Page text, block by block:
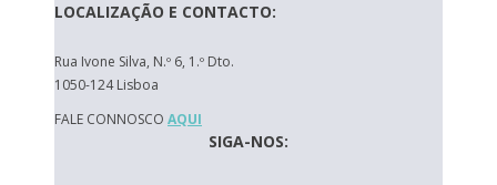
LOCALIZAÇÃO E CONTACTO:
Rua Ivone Silva, N.º 6, 1.º Dto.
1050-124 Lisboa
FALE CONNOSCO AQUI
SIGA-NOS: